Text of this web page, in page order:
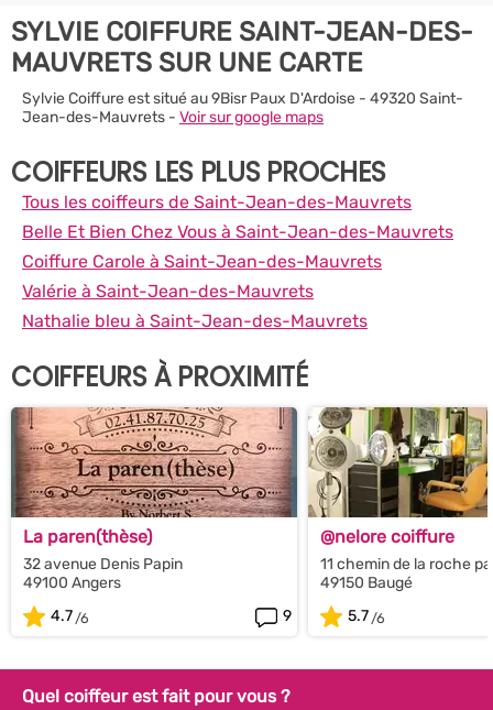
SYLVIE COIFFURE SAINT-JEAN-DES-
MAUVRETS SUR UNE CARTE
Sylvie Coiffure est situé au 9Bisr Paux D'Ardoise - 49320 Saint-
Jean-des-Mauvrets - Voir sur google maps
COIFFEURS LES PLUS PROCHES
Tous les coiffeurs de Saint-Jean-des-Mauvrets
Belle Et Bien Chez Vous à Saint-Jean-des-Mauvrets
Coiffure Carole à Saint-Jean-des-Mauvrets
Valérie à Saint-Jean-des-Mauvrets
Nathalie bleu à Saint-Jean-des-Mauvrets
COIFFEURS À PROXIMITÉ
La paren(thèse)
32 avenue Denis Papin
49100 Angers
4.7
9
@nelore coiffure
11 chemin de la roche
49150 Baugé
5.7
Quel coiffeur est fait pour vous ?